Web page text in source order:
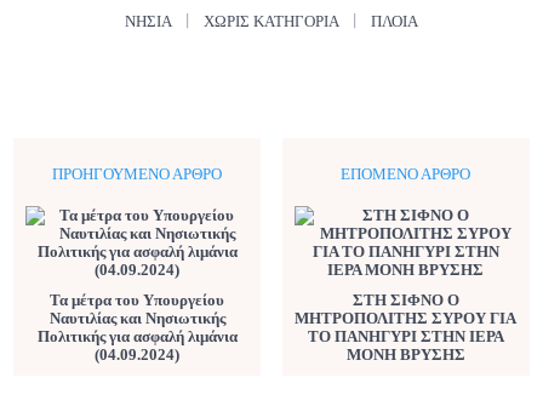
ΝΗΣΙΆ ΧΩΡΊΣ ΚΑΤΗΓΟΡΊΑ ΠΛΟΊΑ
ΠΡΟΗΓΟΎΜΕΝΟ ΆΡΘΡΟ
Τα μέτρα του Υπουργείου
Ναυτιλίας και Νησιωτικής
Πολιτικής για ασφαλή λιμάνια
(04.09.2024)
ΕΠΌΜΕΝΟ ΆΡΘΡΟ
ΣΤΗ ΣΙΦΝΟ Ο
ΜΗΤΡΟΠΟΛΙΤΗΣ ΣΥΡΟΥ ΓΙΑ
ΤΟ ΠΑΝΗΓΥΡΙ ΣΤΗΝ ΙΕΡΑ
ΜΟΝΗ ΒΡΥΣΗΣ